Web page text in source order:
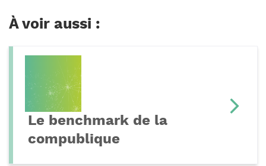
À voir aussi :
Le benchmark de la
compublique